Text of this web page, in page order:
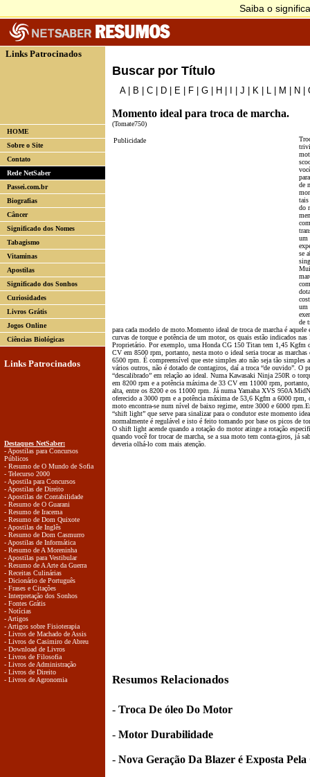
Links Patrocinados
HOME
Sobre o Site
Contato
Rede NetSaber
Passei.com.br
Biografias
Câncer
Significado dos Nomes
Tabagismo
Vitaminas
Apostilas
Significado dos Sonhos
Curiosidades
Livros Grátis
Jogos Online
Ciências Biológicas
Links Patrocinados
Destaques NetSaber:
- Apostilas para Concursos
Públicos
- Resumo de O Mundo de Sofia
- Telecurso 2000
- Apostila para Concursos
- Apostilas de Direito
- Apostilas de Contabilidade
- Resumo de O Guarani
- Resumo de Iracema
- Resumo de Dom Quixote
- Apostilas de Inglês
- Resumo de Dom Casmurro
- Apostilas de Informática
- Resumo de A Moreninha
- Apostilas para Vestibular
- Resumo de A Arte da Guerra
- Receitas Culinárias
- Dicionário de Português
- Frases e Citações
- Interpretação dos Sonhos
- Fontes Grátis
- Notícias
- Artigos
- Artigos sobre Fisioterapia
- Livros de Machado de Assis
- Livros de Casimiro de Abreu
- Download de Livros
- Livros de Filosofia
- Livros de Administração
- Livros de Direito
- Livros de Agronomia
Buscar por Título
A| B C D E F G H J K L M N
Momento ideal para troca de marcha.
(Tomate750)
Publicidade
de
tais
do
um
se
um
de
para cada modelo de moto.Momento ideal de troca de marcha é
curvas de torque e potência de um motor, os quais estão indicados
Proprietário. Por exemplo, uma Honda CG 150 Titan tem 1,45 Kgfm
CV em 8500 rpm, portanto, nesta moto o ideal seria trocar as
6500 rpm. É compreensível que este simples ato não seja tão simples
vários outros, não é dotado de contagiros, daí a troca “de ouvido”. O
“descalibrado” em relação ao ideal. Numa Kawasaki Ninja 250R o
em 8200 rpm e a potência máxima de 33 CV em 11000 rpm,
alta, entre os 8200 e os 11000 rpm. Já numa Yamaha XVS 950A
oferecido a 3000 rpm e a potência máxima de 53,6 Kgfm a 6000 rpm,
moto encontra-se num nível de baixo regime, entre 3000 e 6000
“shift light” que serve para sinalizar para o condutor este momento
normalmente é regulável e isto é feito tomando por base os picos de
O shift light acende quando a rotação do motor atinge a rotação
quando você for trocar de marcha, se a sua moto tem conta-giros, já
deveria olhá-lo com mais atenção.
Resumos Relacionados
- Troca De óleo Do Motor
- Motor Durabilidade
- Nova Geração Da Blazer é Exposta